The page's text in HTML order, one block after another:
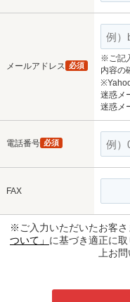
メールアドレス 必須
※ご記
内容の
迷惑メ
迷惑メ
電話番号 必須
FAX
※ご入力いただいたお客さ
ついて」 に基づき適正に
上お